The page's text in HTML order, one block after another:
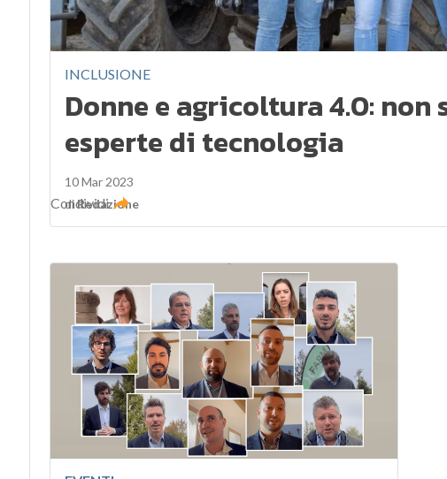
INCLUSIONE
Donne e agricoltura 4.0:
esperte di tecnologia
10 Mar 2023
diRedazione
Condividi